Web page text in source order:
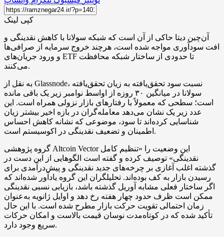
کپی لینک
آن‌چین دیتا حاکی از آن است که شبکه سولانا با کاهش نقدینگی و
افت سودآوری مواجه شده است، هرچند خروج سرمایه از صرافی‌ها
و ورود جریان‌های ETF تا حدودی از ساختار شبکه محافظت
می‌کنند.
به نقل از Glassnode، نسبت سود تحقق‌یافته به زیان تحقق‌یافته
سولانا در میانگین ۳۰ روزه از اواسط نوامبر زیر یک باقی مانده
است؛ سطحی که معمولاً با رفتارهای بازار نزولی همراه است. این
عدد زیر یک نشان می‌دهد معامله‌گران در بازه اخیر بیشتر زیان
شناسایی کرده‌اند تا سود، موضوعی که نشانه کاهش احساس
اطمینان و تضعیف نقدینگی در اکوسیستم است.
گروه پژوهشی Altcoin Vector این وضعیت را «تنظیم کامل
نقدینگی» توصیف کرده و گفته است الگوهایی از این دست در
گذشته اغلب آغازی بر چرخه‌های جدید نقدینگی و پیش‌درآمدی برای
رسیدن بازار به کف بوده‌اند. تحلیلگران این گروه یادآور شده‌اند که
اگر ساختار فعلی مشابه آوریل گذشته باشد، بازیابی نسبی نقدینگی
ممکن است ظرف حدود چهار هفته رخ دهد و اوایل ژانویه به‌عنوان
زمان احتمالی تقویت حرکت بازار مطرح شده است. با این حال
تأکید شده که در کوتاه‌مدت نوسان قیمت بالاست و امکان حرکات
سریع وجود دارد.